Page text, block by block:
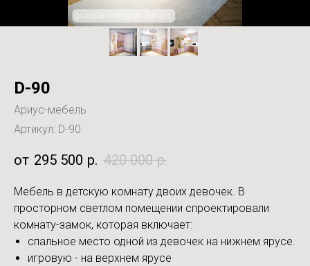
D-90
Ариус-мебель
Артикул: D-90
295 500 р. 420 000 р.
Мебель в детскую комнату двоих девочек. В
просторном светлом помещении спроектировали
комнату-замок, которая включает:
спальное место одной из девочек на нижнем ярусе.
игровую - на верхнем ярусе